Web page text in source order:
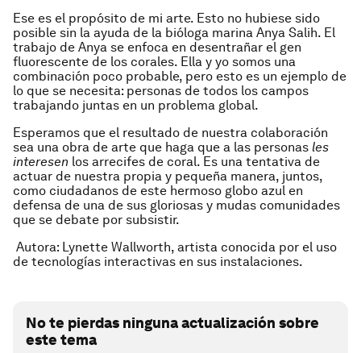
Ese es el propósito de mi arte. Esto no hubiese sido
posible sin la ayuda de la bióloga marina Anya Salih. El
trabajo de Anya se enfoca en desentrañar el gen
fluorescente de los corales. Ella y yo somos una
combinación poco probable, pero esto es un ejemplo de
lo que se necesita: personas de todos los campos
trabajando juntas en un problema global.
Esperamos que el resultado de nuestra colaboración
sea una obra de arte que haga que a las personas les
interesen los arrecifes de coral. Es una tentativa de
actuar de nuestra propia y pequeña manera, juntos,
como ciudadanos de este hermoso globo azul en
defensa de una de sus gloriosas y mudas comunidades
que se debate por subsistir.
Autora: Lynette Wallworth, artista conocida por el uso
de tecnologías interactivas en sus instalaciones.
No te pierdas ninguna actualización sobre
este tema